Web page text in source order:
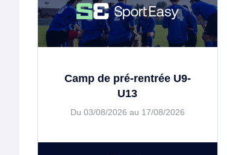
Camp de pré-rentrée U9-
U13
Du 03/08/2026 au 17/08/2026